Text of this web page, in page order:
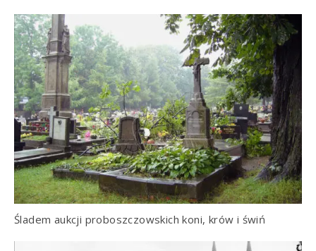
Śladem aukcji proboszczowskich koni, krów i świń